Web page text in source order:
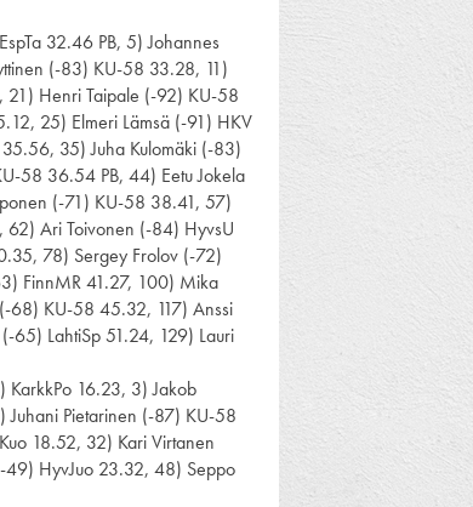
32.46 PB, 5) Johannes
(-83) KU-58 33.28, 11)
Henri Taipale (-92) KU-58
25) Elmeri Lämsä (-91) HKV
35) Juha Kulomäki (-83)
58 36.54 PB, 44) Eetu Jokela
(-71) KU-58 38.41, 57)
Ari Toivonen (-84) HyvsU
78) Sergey Frolov (-72)
FinnMR 41.27, 100) Mika
68) KU-58 45.32, 117) Anssi
65) LahtiSp 51.24, 129) Lauri
KarkkPo 16.23, 3) Jakob
Juhani Pietarinen (-87) KU-58
18.52, 32) Kari Virtanen
HyvJuo 23.32, 48) Seppo